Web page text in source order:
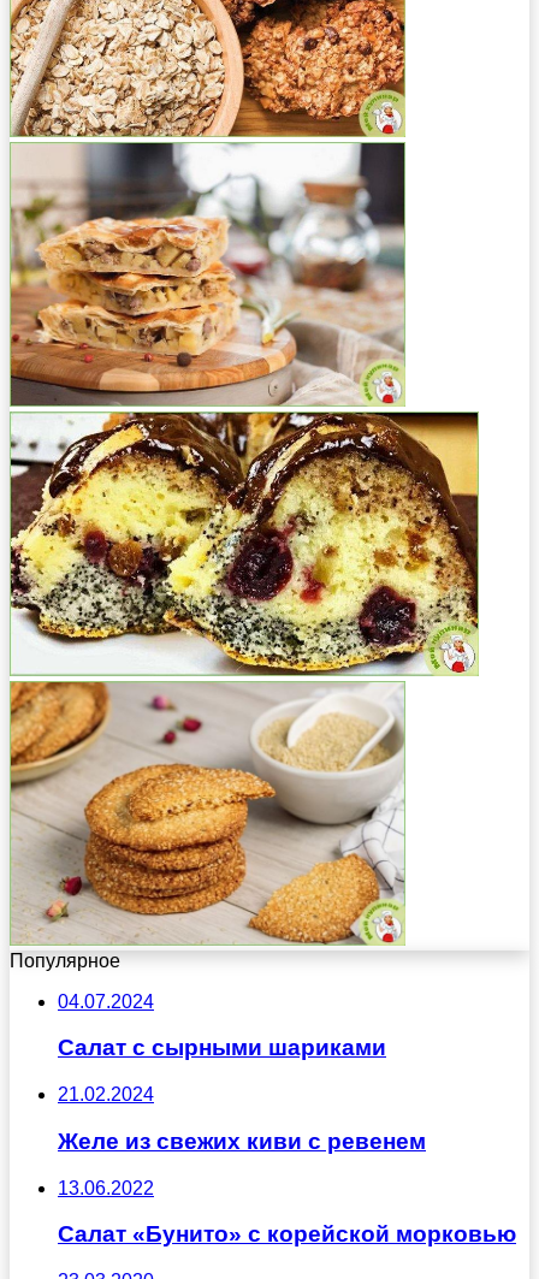
Популярное
04.07.2024
Салат с сырными шариками
21.02.2024
Желе из свежих киви с ревенем
13.06.2022
Салат «Бунито» с корейской морковью